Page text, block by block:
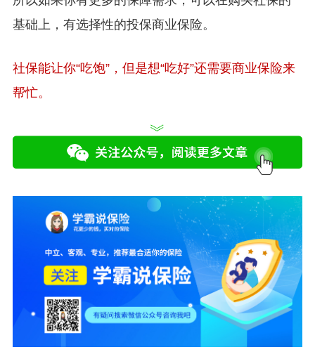
基础上，有选择性的投保商业保险。
社保能让你“吃饱”，但是想“吃好”还需要商业保险来
帮忙。